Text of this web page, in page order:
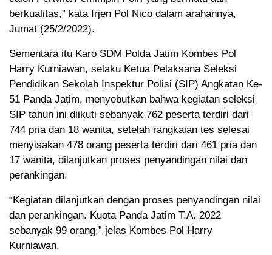
berkualitas,” kata Irjen Pol Nico dalam arahannya,
Jumat (25/2/2022).
Sementara itu Karo SDM Polda Jatim Kombes Pol
Harry Kurniawan, selaku Ketua Pelaksana Seleksi
Pendidikan Sekolah Inspektur Polisi (SIP) Angkatan Ke-
51 Panda Jatim, menyebutkan bahwa kegiatan seleksi
SIP tahun ini diikuti sebanyak 762 peserta terdiri dari
744 pria dan 18 wanita, setelah rangkaian tes selesai
menyisakan 478 orang peserta terdiri dari 461 pria dan
17 wanita, dilanjutkan proses penyandingan nilai dan
perankingan.
“Kegiatan dilanjutkan dengan proses penyandingan nilai
dan perankingan. Kuota Panda Jatim T.A. 2022
sebanyak 99 orang,” jelas Kombes Pol Harry
Kurniawan.